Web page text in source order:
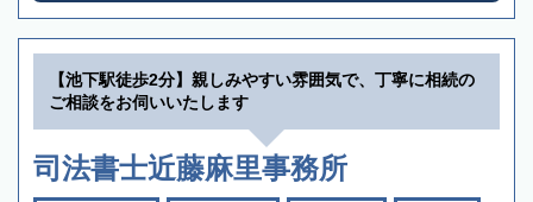
【池下駅徒歩2分】親しみやすい雰囲気で、丁寧に相続の
ご相談をお伺いいたします
司法書士近藤麻里事務所